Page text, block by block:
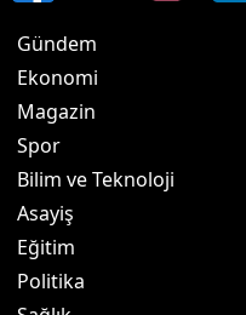
Gündem
Ekonomi
Magazin
Spor
Bilim ve Teknoloji
Asayiş
Eğitim
Politika